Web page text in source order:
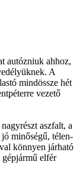
autózniuk ahhoz,
A
mindössze hét
vezető
aszfalt, a
minőségű, télen-
könnyen járható
elfér